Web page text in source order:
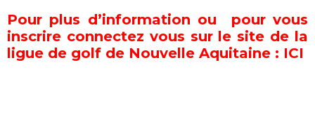
Pour plus d’information ou pour vous
inscrire connectez vous sur le site de la
ligue de golf de Nouvelle Aquitaine : ICI